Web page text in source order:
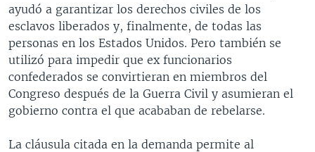
ayudó a garantizar los derechos civiles de los
esclavos liberados y, finalmente, de todas las
personas en los Estados Unidos. Pero también se
utilizó para impedir que ex funcionarios
confederados se convirtieran en miembros del
Congreso después de la Guerra Civil y asumieran el
gobierno contra el que acababan de rebelarse.
La cláusula citada en la demanda permite al